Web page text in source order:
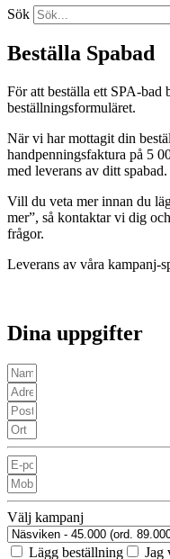
Sök
Beställa Spabad
För att beställa ett SPA-bad
beställningsformuläret.
När vi har mottagit din
handpenningsfaktura på 5
med leverans av ditt spabad.
Vill du veta mer innan du
mer”, så kontaktar vi dig
frågor.
Leverans av våra kampanj-
Dina uppgifter
Välj kampanj
Lägg beställning Jag